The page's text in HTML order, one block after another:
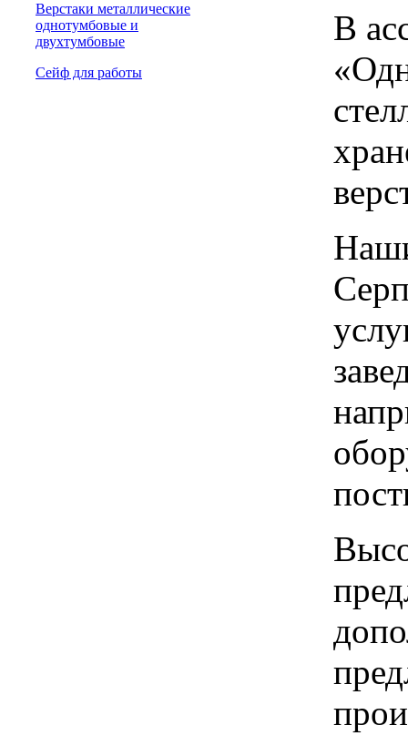
Верстаки металлические
однотумбовые и
двухтумбовые
Сейф для работы
В